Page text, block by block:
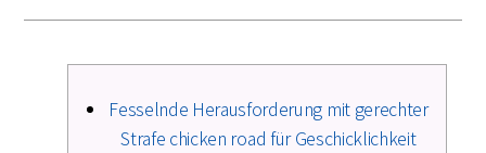
Fesselnde Herausforderung mit gerechter
Strafe chicken road für Geschicklichkeit